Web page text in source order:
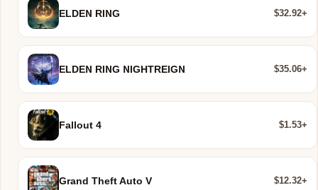
ELDEN RING $32.92+
ELDEN RING NIGHTREIGN $35.06+
Fallout 4 $1.53+
Grand Theft Auto V $12.32+